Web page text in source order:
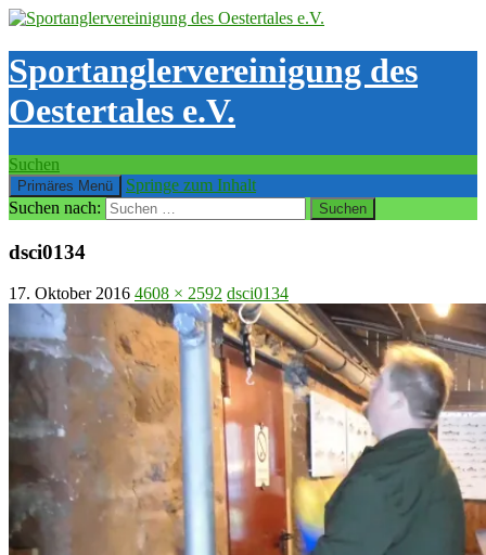
Sportanglervereinigung des
Oestertales e.V.
Suchen
Primäres Menü
Springe zum Inhalt
Suchen nach:
dsci0134
17. Oktober 2016 4608 × 2592 dsci0134